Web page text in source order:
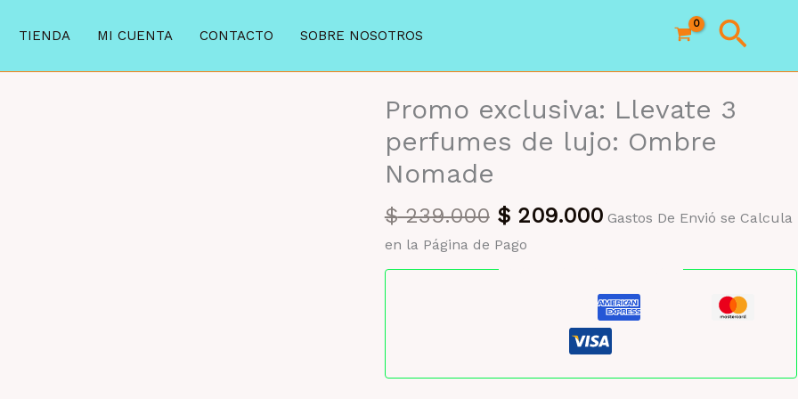
TIENDA MI CUENTA CONTACTO SOBRE NOSOTROS
Promo exclusiva: Llevate 3
perfumes de lujo: Ombre
Nomade
$239.000 El
precio
original
$ 239.000.
$209.000El
es:
$ 209.000.
Gastos De Envió se Calcula
en la Página de Pago